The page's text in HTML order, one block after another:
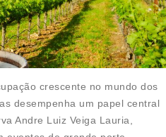
crescente no mundo dos
desempenha um papel central
Andre Luiz Veiga Lauria,